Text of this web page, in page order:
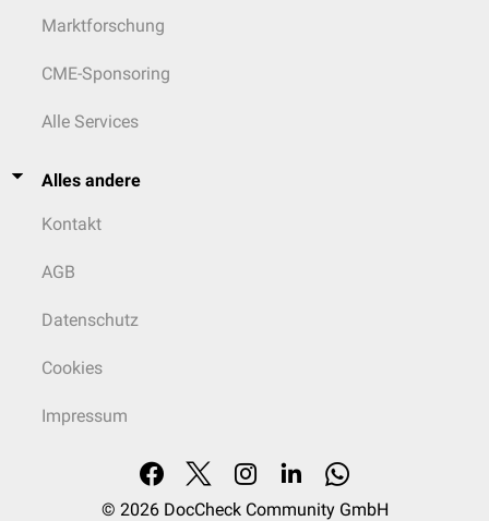
Marktforschung
CME-Sponsoring
Alle Services
Alles andere
Kontakt
AGB
Datenschutz
Cookies
Impressum
© 2026 DocCheck Community GmbH